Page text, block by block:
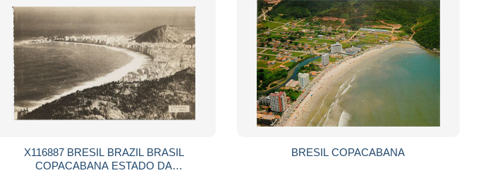
X116887 BRESIL BRAZIL BRASIL
COPACABANA ESTADO DA
BRESIL COPACABANA